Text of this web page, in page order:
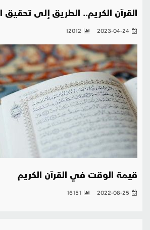
القرآن الكريم.. الطريق إلى تحقيق
2023-04-24
12012
قيمة الوقت في القرآن الكريم
2022-08-25
16151